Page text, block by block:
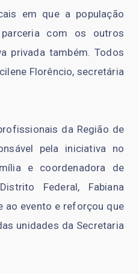
em que a população
com os outros
privada também. Todos
Florêncio, secretária
da Região de
pela iniciativa no
e coordenadora de
Federal, Fabiana
ao evento e reforçou que
unidades da Secretaria